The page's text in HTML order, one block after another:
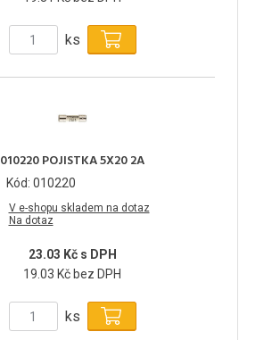
ks
010220 POJISTKA 5X20 2A
Kód: 010220
V e-shopu skladem na dotaz
Na dotaz
23.03 Kč s DPH
19.03 Kč bez DPH
ks